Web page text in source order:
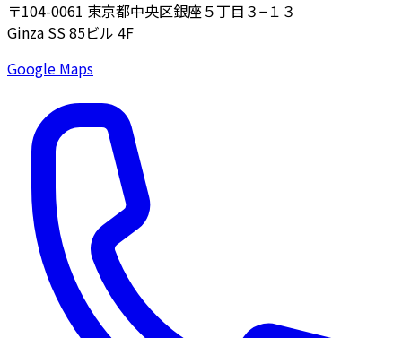
〒104-0061 東京都中央区銀座５丁目３−１３
Ginza SS 85ビル 4F
Google Maps